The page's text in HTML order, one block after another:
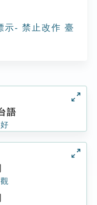
示- 禁止改作 臺
語